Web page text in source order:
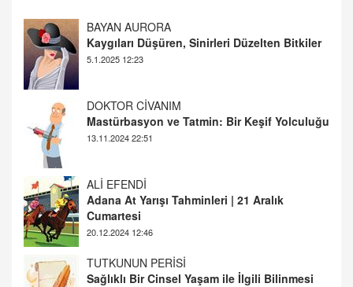
DOKTOR CİVANIM
Mastürbasyon ve Tatmin: Bir Keşif Yolculuğu
13.11.2024 22:51
ALİ EFENDİ
Adana At Yarışı Tahminleri | 21 Aralık
Cumartesi
TUTKUNUN PERİSİ
Sağlıklı Bir Cinsel Yaşam ile İlgili Bilinmesi
Gerekenler
08.11.2024 13:16
FARUK ÖNALAN
Tezkere Onaylanmasaydı…